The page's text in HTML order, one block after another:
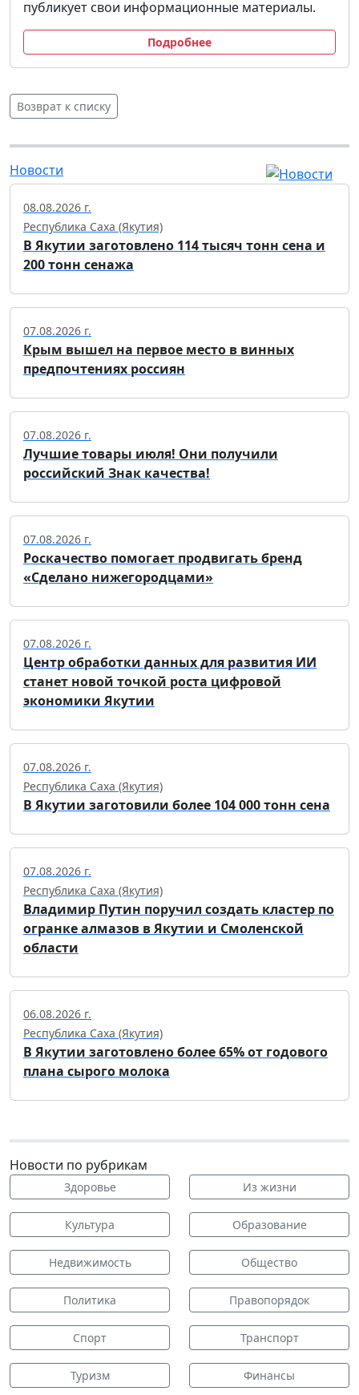
публикует свои информационные материалы.
Подробнее
Возврат к списку
Новости
08.08.2026 г.
Республика Саха (Якутия)
В Якутии заготовлено 114 тысяч тонн сена и
200 тонн сенажа
07.08.2026 г.
Крым вышел на первое место в винных
предпочтениях россиян
07.08.2026 г.
Лучшие товары июля! Они получили
российский Знак качества!
07.08.2026 г.
Роскачество помогает продвигать бренд
«Сделано нижегородцами»
07.08.2026 г.
Центр обработки данных для развития ИИ
станет новой точкой роста цифровой
экономики Якутии
07.08.2026 г.
Республика Саха (Якутия)
В Якутии заготовили более 104 000 тонн сена
07.08.2026 г.
Республика Саха (Якутия)
Владимир Путин поручил создать кластер по
огранке алмазов в Якутии и Смоленской
области
06.08.2026 г.
Республика Саха (Якутия)
В Якутии заготовлено более 65% от годового
плана сырого молока
Новости по рубрикам
Здоровье Из жизни
Культура Образование
Недвижимость Общество
Политика Правопорядок
Спорт Транспорт
Туризм Финансы